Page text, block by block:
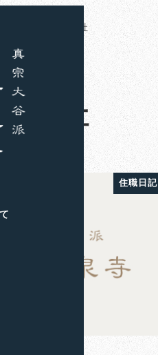
らせ ゆとなみ社
なみ社
住職日記